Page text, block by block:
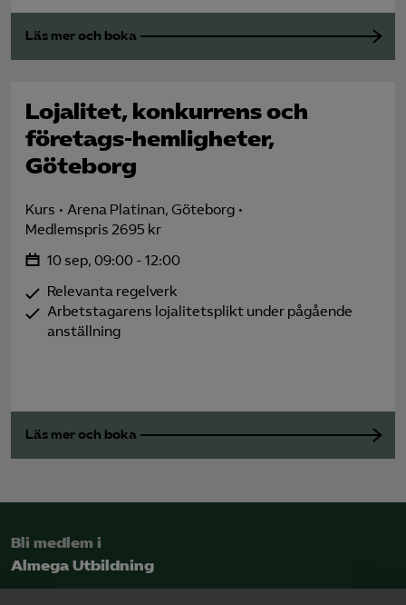
Läs mer och boka
Lojalitet, konkurrens och
företags-hemligheter,
Göteborg
Kurs
Arena Platinan, Göteborg
Medlemspris 2695 kr
10 sep, 09:00 - 12:00
Relevanta regelverk
Arbetstagarens lojalitetsplikt under pågående
anställning
Läs mer och boka
Bli medlem i
Almega Utbildning